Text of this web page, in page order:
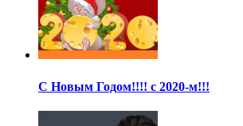
С Новым Годом!!!! с 2020-м!!!